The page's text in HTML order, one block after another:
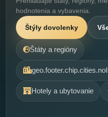
hodnotenia a vybavenia.
Štýly dovolenky
Štáty a regióny
Hotely a ubytovanie